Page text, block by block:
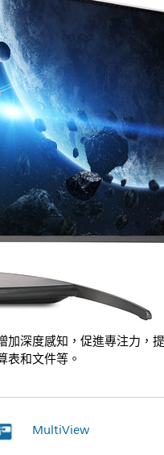
深度感知，促進專注力，
和文件等。
MultiView